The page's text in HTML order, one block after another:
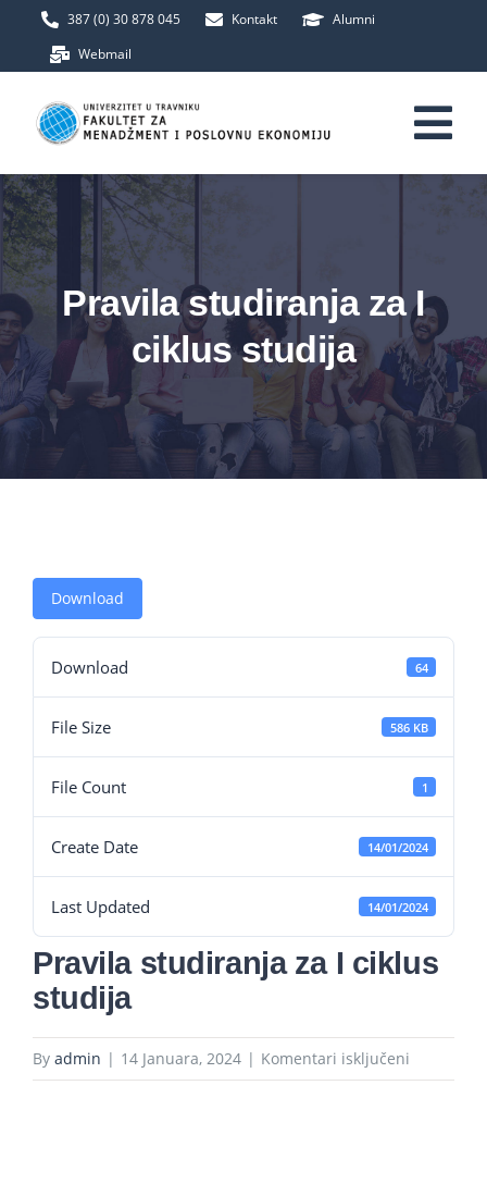
387 (0) 30 878 045 Kontakt
Alumni
Webmail
Početna
Fakultet
Upis
Studij
Međunarodna saradnja
Pravila studiranja za I
ciklus studija
Download
Download 64
File Size 586 KB
File Count 1
Create Date 14/01/2024
Last Updated 14/01/2024
Pravila studiranja za I ciklus
studija
By admin | 14 Januara, 2024 | Komentari isključeni
Pravila